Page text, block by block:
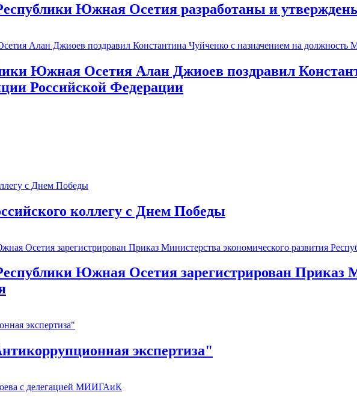
Южная Осетия разработаны и
Южная Осетия Алан Джиоев поздравил
Российской Федерации
коллегу с Днем Победы
Южная Осетия зарегистрирован Приказ
экспертиза"